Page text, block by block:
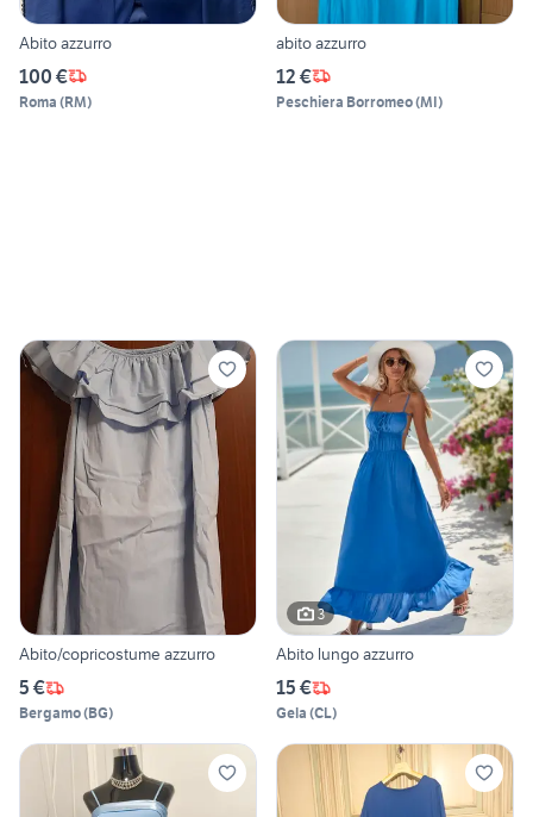
Abito azzurro
100 €
Roma (RM)
abito azzurro
12 €
Peschiera Borromeo(MI)
Abito/copricostume azzurro
5 €
Bergamo(BG)
3
Abito lungo azzurro
15 €
Gela (CL)